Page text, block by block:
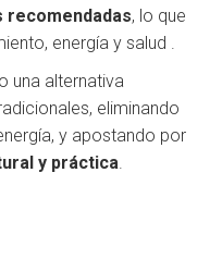
recomendadas, lo que
energía y salud .
una alternativa
eliminando
y apostando por
y práctica.